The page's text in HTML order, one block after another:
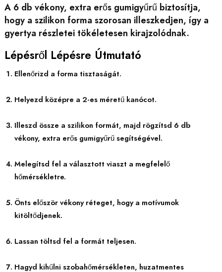
A 6 db vékony, extra erős gumigyűrű biztosítja,
hogy a szilikon forma szorosan illeszkedjen, így a
gyertya részletei tökéletesen kirajzolódnak.
Lépésről Lépésre Útmutató
Ellenőrizd a forma tisztaságát.
Helyezd középre a 2-es méretű kanócot.
Illeszd össze a szilikon formát, majd rögzítsd 6 db
vékony, extra erős gumigyűrű segítségével.
Melegítsd fel a választott viaszt a megfelelő
hőmérsékletre.
Önts először vékony réteget, hogy a motívumok
kitöltődjenek.
Lassan töltsd fel a formát teljesen.
Hagyd kihűlni szobahőmérsékleten, huzatmentes